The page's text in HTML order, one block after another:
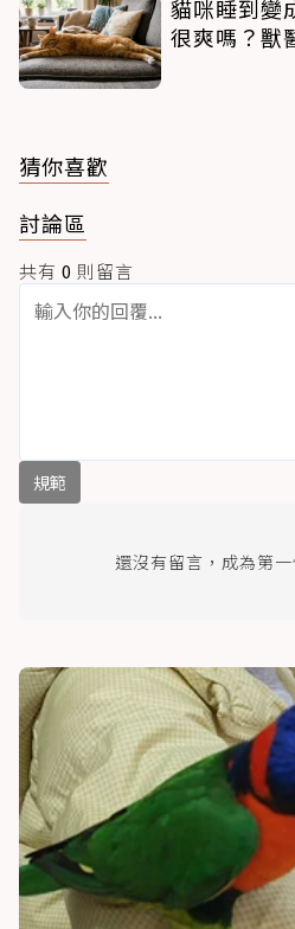
貓咪睡到變
很爽嗎？獸
猜你喜歡
討論區
共有 0 則留言
規範
還沒有留言，成為第一